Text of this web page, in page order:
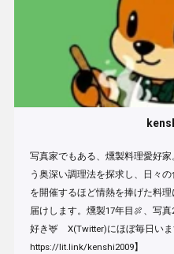
写真家でもある、燻製料理愛好
う奥深い調理法を探求し、日々
を開催するほど情熱を捧げた料
届けします。燻製17年目🍖、写
好き🦌 X(Twitter)にほぼ毎日いま
https://lit.link/kenshi2009】